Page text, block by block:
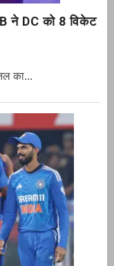
ने DC को 8 विकेट
का...